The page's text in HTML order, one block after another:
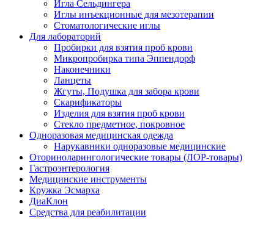
Игла Сельдингера
Иглы инъекционные для мезотерапии
Стоматологические иглы
Для лабораторий
Пробирки для взятия проб крови
Микропробирка типа Эппендорф
Наконечники
Ланцеты
Жгуты, Подушка для забора крови
Скарификаторы
Изделия для взятия проб крови
Стекло предметное, покровное
Одноразовая медицинская одежда
Нарукавники одноразовые медицинские
Оториноларингологические товары (ЛОР-товары)
Гастроэнтерология
Медицинские инструменты
Кружка Эсмарха
ДиаКлон
Средства для реабилитации